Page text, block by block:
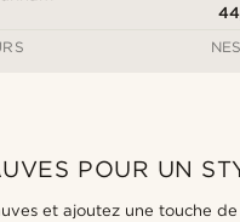
POUR UN
et ajoutez une touche